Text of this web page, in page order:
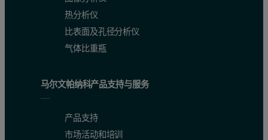
热分析仪
比表面及孔径分析仪
气体比重瓶
马尔文帕纳科产品支持与服务
产品支持
市场活动和培训